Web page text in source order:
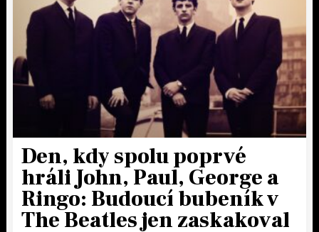
KALENDÁŘ
KVÍZY
VIP
TRENDY
MIX
OSTATNÍ
PROGRAM
PLAYLIST
JAK NALADIT
Den, kdy spolu poprvé
hráli John, Paul, George a
Ringo: Budoucí bubeník v
The Beatles jen zaskakoval